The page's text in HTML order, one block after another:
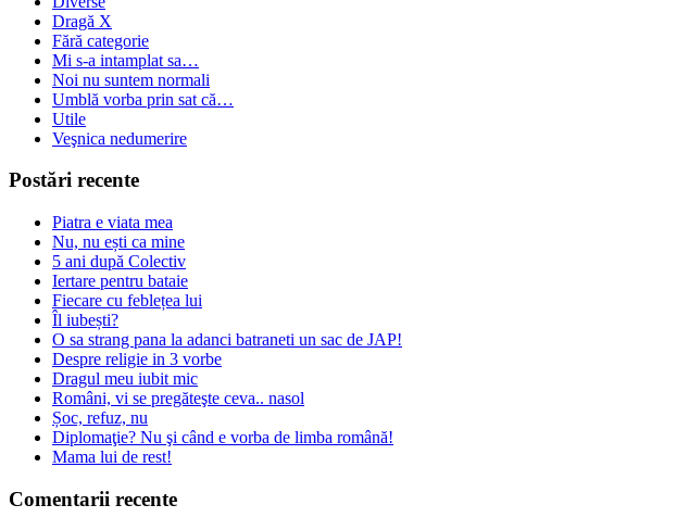
Dragă X
Fără categorie
Mi s-a intamplat sa…
Noi nu suntem normali
Umblă vorba prin sat că…
Utile
Veşnica nedumerire
Postări recente
Piatra e viata mea
Nu, nu ești ca mine
5 ani după Colectiv
Iertare pentru bataie
Fiecare cu feblețea lui
Îl iubești?
O sa strang pana la adanci batraneti un sac de JAP!
Despre religie in 3 vorbe
Dragul meu iubit mic
Români, vi se pregăteşte ceva.. nasol
Șoc, refuz, nu
Diplomaţie? Nu şi când e vorba de limba română!
Mama lui de rest!
Comentarii recente